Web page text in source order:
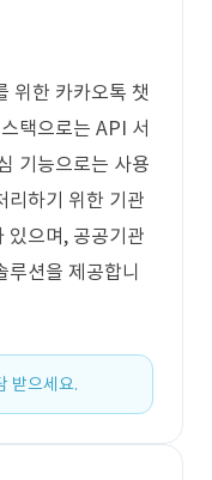
위한 카카오톡 챗
택으로는 API 서
기능으로는 사용
리하기 위한 기관
있으며, 공공기관
션을 제공합니
받으세요.